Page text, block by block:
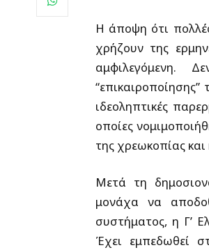
Η άποψη ότι
χρήζουν της
αμφιλεγόμενη.
ιδεοληπτικές
οποίες
της χρεωκοπίας
Μετά τη
μονάχα να
συστήματος, η Γ’
Έχει εμπεδωθεί